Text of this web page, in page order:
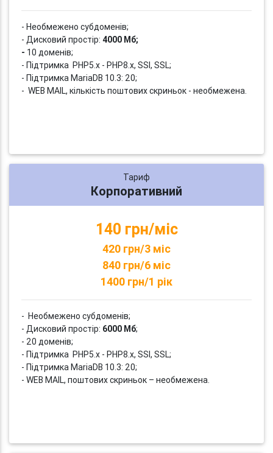
- Необмежено субдоменів;
- Дисковий простір: 4000 Мб;
- 10 доменів;
- Підтримка PHP5.x - PHP8.x, SSI, SSL;
- Підтримка MariaDB 10.3: 20;
- WEB MAIL, кількість поштових скриньок - необмежена.
Тариф
Корпоративний
140 грн/міс
420 грн/3 міс
840 грн/6 міс
1400 грн/1 рік
- Необмежено субдоменів;
- Дисковий простір: 6000 Мб;
- 20 доменів;
- Підтримка PHP5.x - PHP8.x, SSI, SSL;
- Підтримка MariaDB 10.3: 20;
- WEB MAIL, поштових скриньок – необмежена.